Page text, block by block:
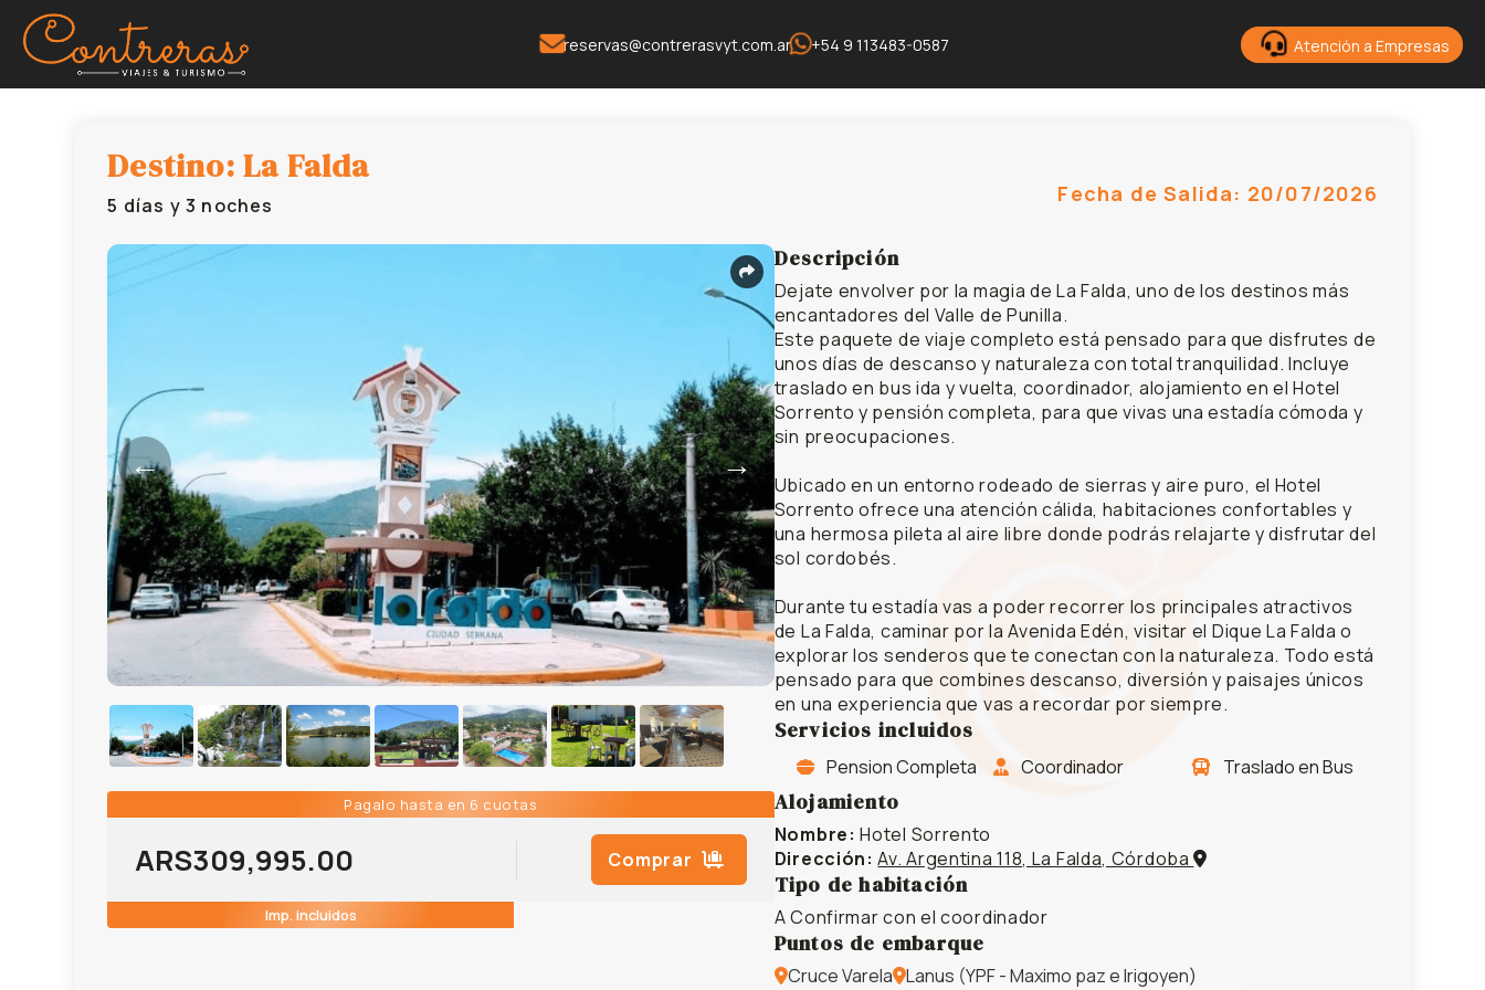
reservas@contrerasvyt.com.ar +54 9 113483-0587 Atención a Empresas
Destino: La Falda
5 días y 3 noches Fecha de Salida: 20/07/2026
← →
Pagalo hasta en 6 cuotas
ARS309,995.00 Comprar
Imp. incluidos
Descripción
Dejate envolver por la magia de La Falda, uno de los destinos más
encantadores del Valle de Punilla.
Este paquete de viaje completo está pensado para que disfrutes de
unos días de descanso y naturaleza con total tranquilidad. Incluye
traslado en bus ida y vuelta, coordinador, alojamiento en el Hotel
Sorrento y pensión completa, para que vivas una estadía cómoda y
sin preocupaciones.
Ubicado en un entorno rodeado de sierras y aire puro, el Hotel
Sorrento ofrece una atención cálida, habitaciones confortables y
una hermosa pileta al aire libre donde podrás relajarte y disfrutar del
sol cordobés.
Durante tu estadía vas a poder recorrer los principales atractivos
de La Falda, caminar por la Avenida Edén, visitar el Dique La Falda o
explorar los senderos que te conectan con la naturaleza. Todo está
pensado para que combines descanso, diversión y paisajes únicos
en una experiencia que vas a recordar por siempre.
Servicios incluidos
Pension Completa Coordinador Traslado en Bus
Alojamiento
Nombre: Hotel Sorrento
Dirección: Av. Argentina 118, La Falda, Córdoba
Tipo de habitación
A Confirmar con el coordinador
Puntos de embarque
Cruce Varela Lanus (YPF - Maximo paz e Irigoyen)